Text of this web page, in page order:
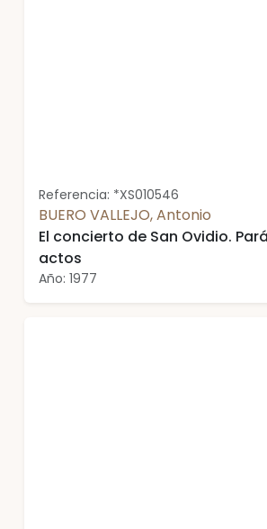
Referencia: *XS010546
BUERO VALLEJO, Antonio
El concierto de San Ovidio.
actos
Año: 1977